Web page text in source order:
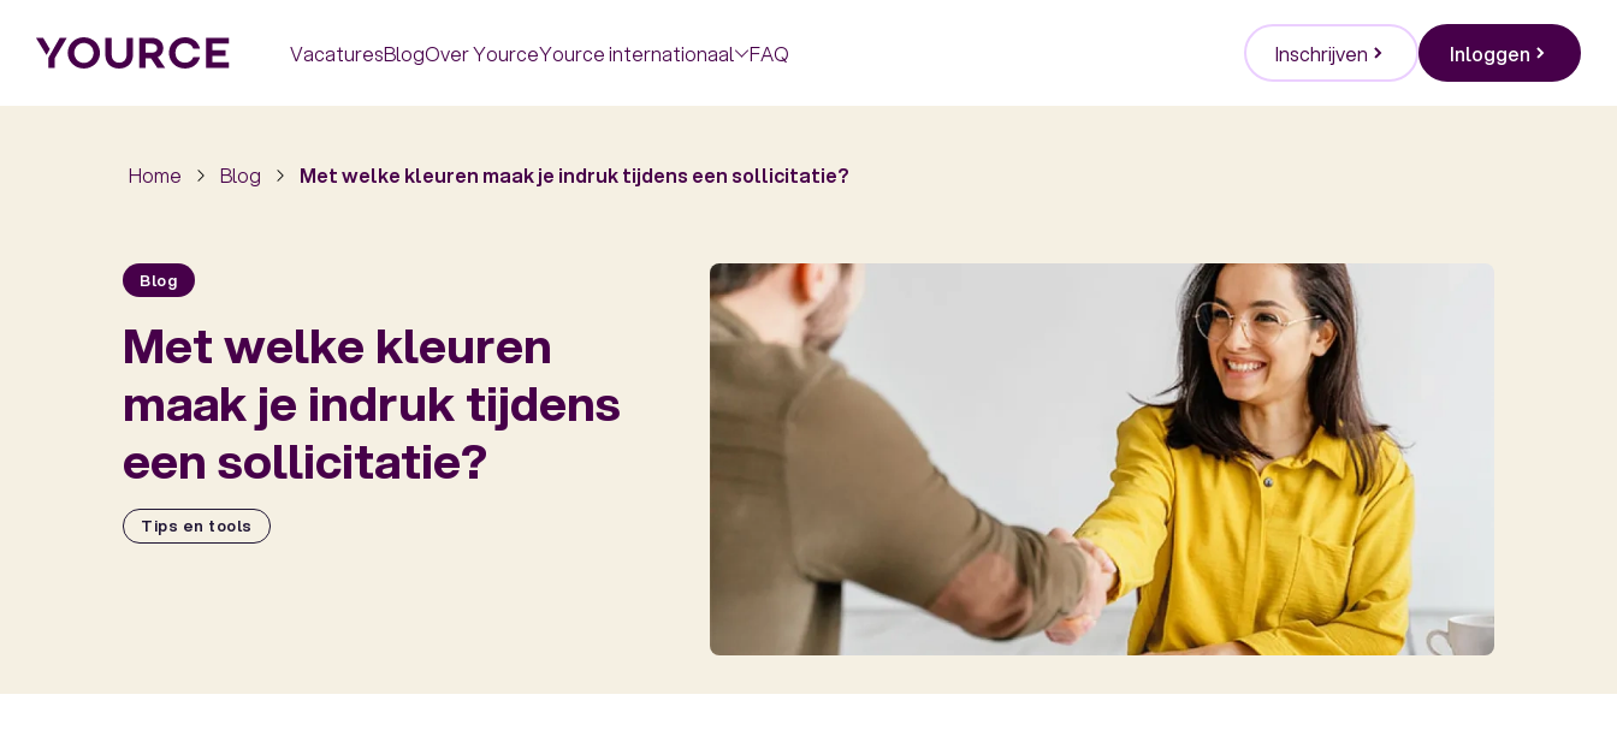
VacaturesBlogOver YourceYource internationaal FAQ Inschrijven Inloggen
Home Blog Met welke kleuren maak je indruk tijdens een sollicitatie?
Blog
Met welke kleuren
maak je indruk tijdens
een sollicitatie?
Tips en tools